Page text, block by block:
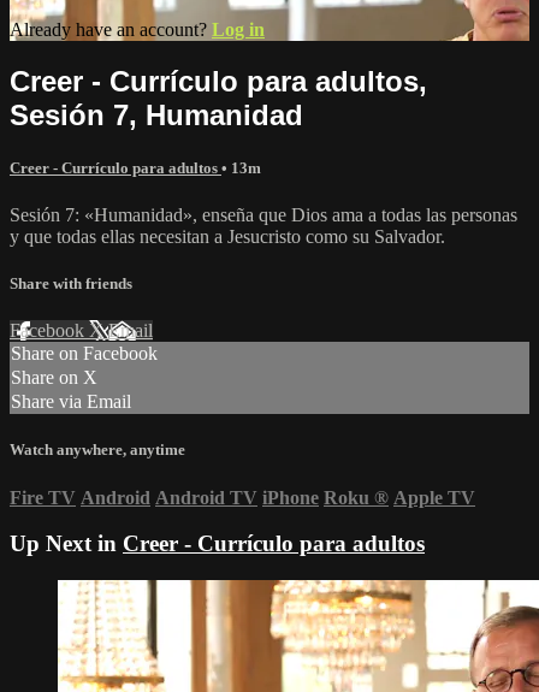
Already have an account? Log in
Creer - Currículo para adultos,
Sesión 7, Humanidad
Creer - Currículo para adultos • 13m
Sesión 7: «Humanidad», enseña que Dios ama a todas las personas
y que todas ellas necesitan a Jesucristo como su Salvador.
Share with friends
Facebook XEmail
Share on Facebook
Share on X
Share via Email
Watch anywhere, anytime
Fire TV Android Android TV iPhone Roku ® Apple TV
Up Next in Creer - Currículo para adultos